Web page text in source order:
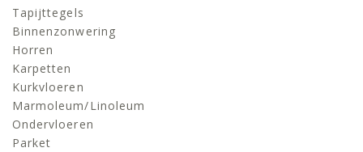
Tapijttegels
Binnenzonwering
Horren
Karpetten
Kurkvloeren
Marmoleum/linoleum
Ondervloeren
Parket